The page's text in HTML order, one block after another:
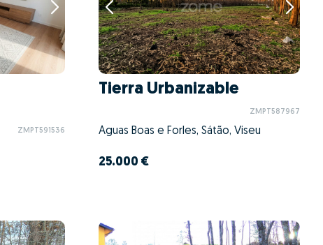
ZMPT591536
Tierra Urbanizable
ZMPT587967
Águas Boas e Forles, Sátão, Viseu
25.000 €